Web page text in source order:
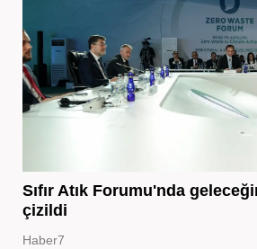
Sıfır Atık Forumu'nda
çizildi
Haber7